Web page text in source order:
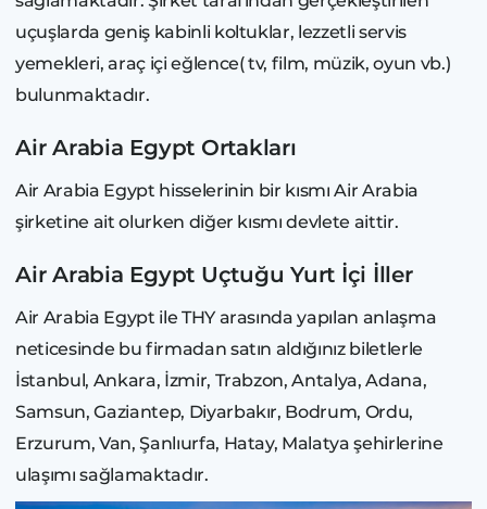
uçuşlarda geniş kabinli koltuklar, lezzetli servis
yemekleri, araç içi eğlence( tv, film, müzik, oyun vb.)
bulunmaktadır.
Air Arabia Egypt Ortakları
Air Arabia Egypt hisselerinin bir kısmı Air Arabia
şirketine ait olurken diğer kısmı devlete aittir.
Air Arabia Egypt Uçtuğu Yurt İçi İller
Air Arabia Egypt ile THY arasında yapılan anlaşma
neticesinde bu firmadan satın aldığınız biletlerle
İstanbul, Ankara, İzmir, Trabzon, Antalya, Adana,
Samsun, Gaziantep, Diyarbakır, Bodrum, Ordu,
Erzurum, Van, Şanlıurfa, Hatay, Malatya şehirlerine
ulaşımı sağlamaktadır.